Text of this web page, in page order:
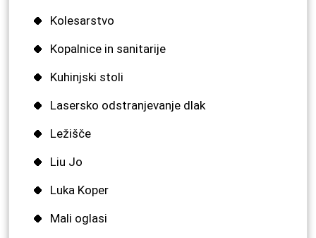
Kolesarstvo
Kopalnice in sanitarije
Kuhinjski stoli
Lasersko odstranjevanje dlak
Ležišče
Liu Jo
Luka Koper
Mali oglasi